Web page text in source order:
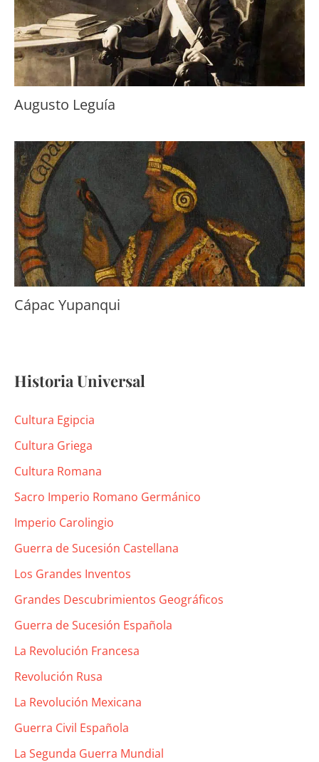
Augusto Leguía
Cápac Yupanqui
Historia Universal
Cultura Egipcia
Cultura Griega
Cultura Romana
Sacro Imperio Romano Germánico
Imperio Carolingio
Guerra de Sucesión Castellana
Los Grandes Inventos
Grandes Descubrimientos Geográficos
Guerra de Sucesión Española
La Revolución Francesa
Revolución Rusa
La Revolución Mexicana
Guerra Civil Española
La Segunda Guerra Mundial